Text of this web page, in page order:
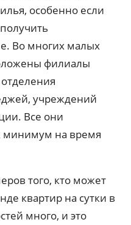
особенно если
Во многих малых
филиалы
учреждений
Все они
минимум на время
того, кто может
квартир на сутки в
много, и это